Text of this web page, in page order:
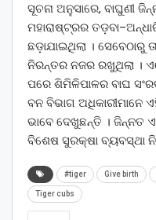
ସୂଚନା ଅନୁସାରେ, ବାଘୁଣୀ
ମହାରାଷ୍ଟ୍ରର
ଛଡ଼ାଯାଇଥିଲା ।
ନିରନ୍ତର ନଜର ରଖୁଥିଲା ।
ପରେ ଶିମିଳିପାଳର ବାଘ
ବନ ବିଭାଗ ଅଧିକାରୀମାନେ
ଭାବେ ଦେଖୁଛନ୍ତି । ଜିନ୍ନତ
ବିଶେଷ ସୁରକ୍ଷା ବ୍ୟବସ୍ଥା
#tiger Give birth
Tiger cubs